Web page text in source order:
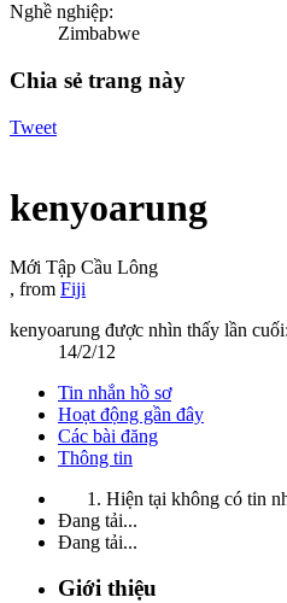
Nghề nghiệp:
Zimbabwe
Chia sẻ trang này
Tweet
kenyoarung
Mới Tập Cầu Lông
, from Fiji
kenyoarung được nhìn thấy lần cuối:
14/2/12
Tin nhắn hồ sơ
Hoạt động gần đây
Các bài đăng
Thông tin
Hiện tại không có tin
Đang tải...
Đang tải...
Giới thiệu